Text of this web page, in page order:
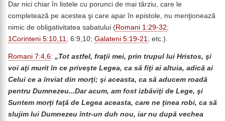
Dar nici chiar în listele cu porunci de mai târziu, care le
completează pe acestea şi care apar în epistole, nu menţionează
nimic de obligativitatea sabatului (Romani 1:29-32;
1Corinteni 5:10,11; 6:9,10; Galateni 5:19-21; etc.).
Romani 7:4,6: „Tot astfel, fraţii mei, prin trupul lui Hristos, şi
voi aţi murit în ce priveşte Legea, ca să fiţi ai altuia, adică ai
Celui ce a înviat din morţi; şi aceasta, ca să aducem roadă
pentru Dumnezeu...Dar acum, am fost izbăviţi de Lege, şi
Suntem morţi faţă de Legea aceasta, care ne ţinea robi, ca să
slujim lui Dumnezeu într-un duh nou, iar nu după vechea